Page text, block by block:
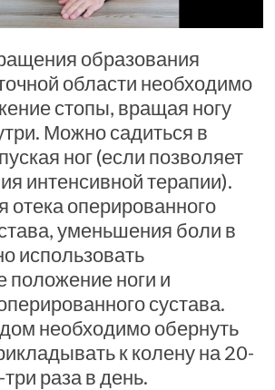
образования
области необходимо
стопы, вращая ногу
Можно садиться в
ног (если позволяет
интенсивной терапии).
отека оперированного
уменьшения боли в
использовать
ноги и
сустава.
необходимо обернуть
к колену на 20-
раза в день.